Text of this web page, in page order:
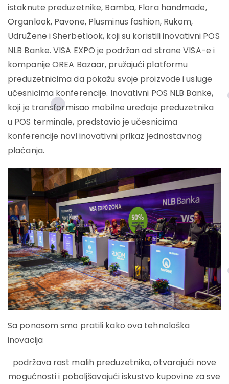
istaknute preduzetnike, Bamba, Flora handmade,
Organlook, Pavone, Plusminus fashion, Rukom,
UdruŽene i Sherbetlook, koji su koristili inovativni POS
NLB Banke. VISA EXPO je podržan od strane VISA-e i
kompanije OREA Bazaar, pružajući platformu
preduzetnicima da pokažu svoje proizvode i usluge
učesnicima konferencije. Inovativni POS NLB Banke,
koji je transformisao mobilne uređaje preduzetnika
u POS terminale, predstavio je učesnicima
konferencije novi inovativni prikaz jednostavnog
plaćanja.
Sa ponosom smo pratili kako ova tehnološka
inovacija
podržava rast malih preduzetnika, otvarajući nove
mogućnosti i poboljšavajući iskustvo kupovine za sve